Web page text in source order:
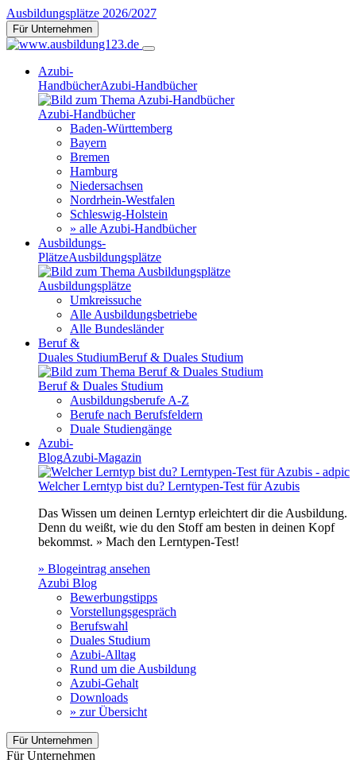
Ausbildungsplätze 2026/2027
Für Unternehmen
Azubi-
HandbücherAzubi-Handbücher
Azubi-Handbücher
Baden-Württemberg
Bayern
Bremen
Hamburg
Niedersachsen
Nordrhein-Westfalen
Schleswig-Holstein
» alle Azubi-Handbücher
Ausbildungs-
PlätzeAusbildungsplätze
Ausbildungsplätze
Umkreissuche
Alle Ausbildungsbetriebe
Alle Bundesländer
Beruf &
Duales StudiumBeruf & Duales Studium
Beruf & Duales Studium
Ausbildungsberufe A-Z
Berufe nach Berufsfeldern
Duale Studiengänge
Azubi-
BlogAzubi-Magazin
Welcher Lerntyp bist du? Lerntypen-Test für Azubis
Das Wissen um deinen Lerntyp erleichtert dir die Ausbildung.
Denn du weißt, wie du den Stoff am besten in deinen Kopf
bekommst. » Mach den Lerntypen-Test!
» Blogeintrag ansehen
Azubi Blog
Bewerbungstipps
Vorstellungsgespräch
Berufswahl
Duales Studium
Azubi-Alltag
Rund um die Ausbildung
Azubi-Gehalt
Downloads
» zur Übersicht
Für Unternehmen
Für Unternehmen